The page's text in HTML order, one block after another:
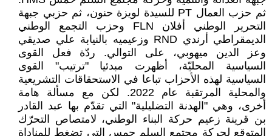
ثم حزب العمال PT للسيدة لويزة حنون، ثم حزبي جبهة
التحرير الوطني أفلان FLN وحزب التجمع الوطني
الديمقراطي أرندي RND وزعيميه بالنيابة علي صديقي
وعز الدين ميهوبي، على التوالي. ردّة فعل القوى
السياسية المحليّة، أظهرت مبدئيا "ترتيب" القوى
السياسية لهذه الأحزاب تباعا في الاستحقاقات التشريعية
والمحلية المرتقبة عام 2022. لكن مع مسألة هامة
أخرى، وهي "الهدنة التضليلية" التي تقدّم بها عبد القادر
بن قرينة زعيم حركة البناء الوطني، لامتصاص التحرّك
المتوقع لحركة مجتمع السلم حمس التي تضغط للمناداة